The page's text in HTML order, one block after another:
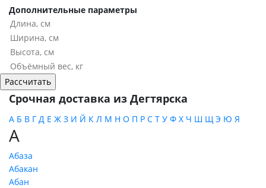
Дополнительные параметры
Срочная доставка из Дегтярска
А Б В Г Д Е Ж З И Й К Л М Н О П Р С Т У Ф Х Ч Ш Щ Э Ю Я
А
Абаза
Абакан
Абан